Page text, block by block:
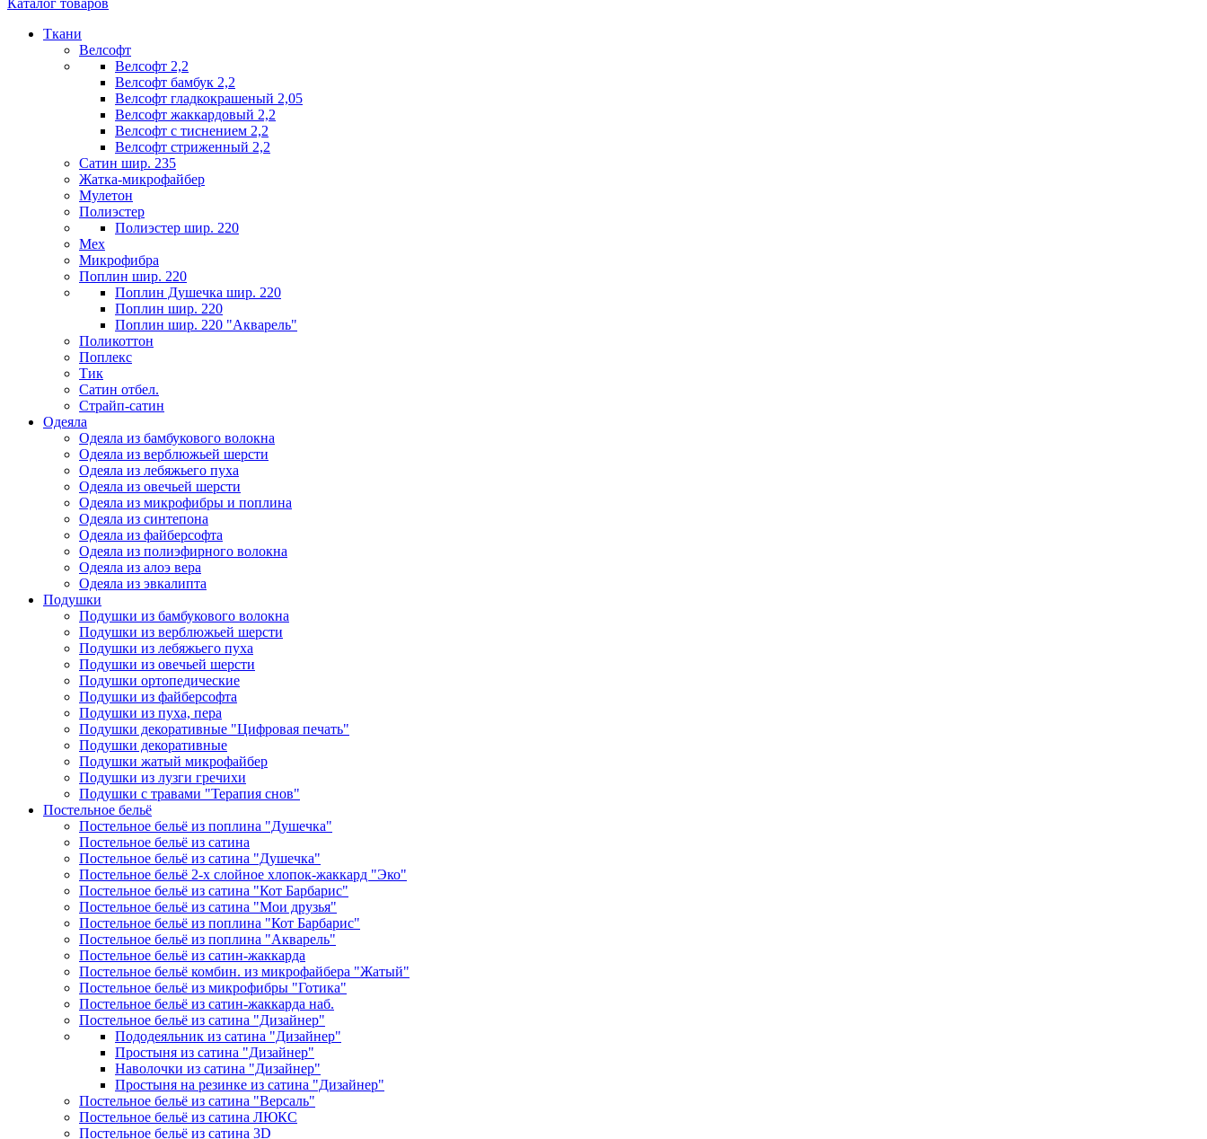
Каталог товаров
Ткани
Велсофт
Велсофт 2,2
Велсофт бамбук 2,2
Велсофт гладкокрашеный 2,05
Велсофт жаккардовый 2,2
Велсофт с тиснением 2,2
Велсофт стриженный 2,2
Сатин шир. 235
Жатка-микрофайбер
Мулетон
Полиэстер
Полиэстер шир. 220
Мех
Микрофибра
Поплин шир. 220
Поплин Душечка шир. 220
Поплин шир. 220
Поплин шир. 220 "Акварель"
Поликоттон
Поплекс
Тик
Сатин отбел.
Страйп-сатин
Одеяла
Одеяла из бамбукового волокна
Одеяла из верблюжьей шерсти
Одеяла из лебяжьего пуха
Одеяла из овечьей шерсти
Одеяла из микрофибры и поплина
Одеяла из синтепона
Одеяла из файберсофта
Одеяла из полиэфирного волокна
Одеяла из алоэ вера
Одеяла из эвкалипта
Подушки
Подушки из бамбукового волокна
Подушки из верблюжьей шерсти
Подушки из лебяжьего пуха
Подушки из овечьей шерсти
Подушки ортопедические
Подушки из файберсофта
Подушки из пуха, пера
Подушки декоративные "Цифровая печать"
Подушки декоративные
Подушки жатый микрофайбер
Подушки из лузги гречихи
Подушки с травами "Терапия снов"
Постельное бельё
Постельное бельё из поплина "Душечка"
Постельное бельё из сатина
Постельное бельё из сатина "Душечка"
Постельное бельё 2-х слойное хлопок-жаккард "Эко"
Постельное бельё из сатина "Кот Барбарис"
Постельное бельё из сатина "Мои друзья"
Постельное бельё из поплина "Кот Барбарис"
Постельное бельё из поплина "Акварель"
Постельное бельё из сатин-жаккарда
Постельное бельё комбин. из микрофайбера "Жатый"
Постельное бельё из микрофибры "Готика"
Постельное бельё из сатин-жаккарда наб.
Постельное бельё из сатина "Дизайнер"
Пододеяльник из сатина "Дизайнер"
Простыня из сатина "Дизайнер"
Наволочки из сатина "Дизайнер"
Простыня на резинке из сатина "Дизайнер"
Постельное бельё из сатина "Версаль"
Постельное бельё из сатина ЛЮКС
Постельное бельё из сатина 3D